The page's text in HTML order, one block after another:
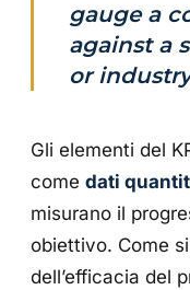
gauge a
against a
or
Gli elementi del
come dati
misurano il
obiettivo. Come
dell’efficacia del